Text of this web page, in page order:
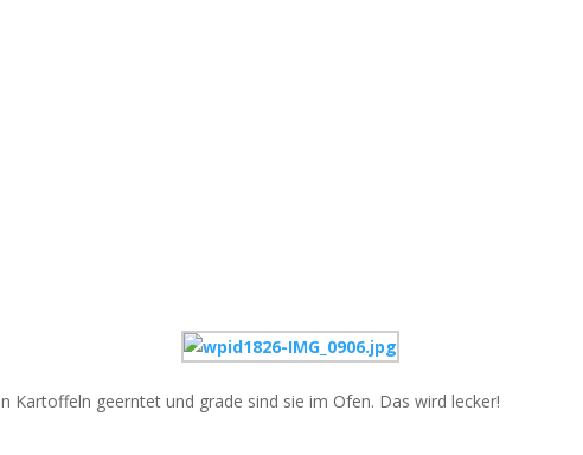
Kartoffeln geerntet und grade sind sie im Ofen. Das wird lecker!